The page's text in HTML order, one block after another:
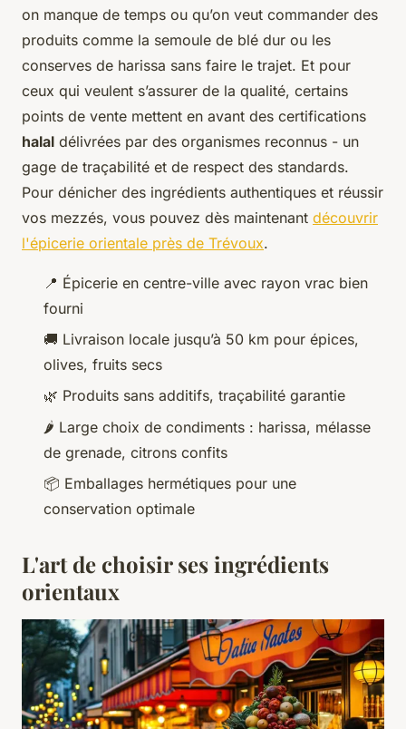
on manque de temps ou qu’on veut commander des
produits comme la semoule de blé dur ou les
conserves de harissa sans faire le trajet. Et pour
ceux qui veulent s’assurer de la qualité, certains
points de vente mettent en avant des certifications
halal délivrées par des organismes reconnus - un
gage de traçabilité et de respect des standards.
Pour dénicher des ingrédients authentiques et réussir
vos mezzés, vous pouvez dès maintenant découvrir
l'épicerie orientale près de Trévoux.
📍 Épicerie en centre-ville avec rayon vrac bien
fourni
🚚 Livraison locale jusqu’à 50 km pour épices,
olives, fruits secs
🌿 Produits sans additifs, traçabilité garantie
🌶️ Large choix de condiments : harissa, mélasse
de grenade, citrons confits
📦 Emballages hermétiques pour une
conservation optimale
L'art de choisir ses ingrédients
orientaux